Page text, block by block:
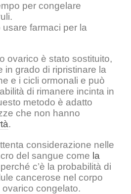
per congelare
farmaci per la
ovarico è stato sostituito,
in grado di ripristinare la
e i cicli ormonali e può
di rimanere incinta in
metodo è adatto
che non hanno
.
considerazione nelle
del sangue come la
c’è la probabilità di
cancerose nel corpo
congelato.